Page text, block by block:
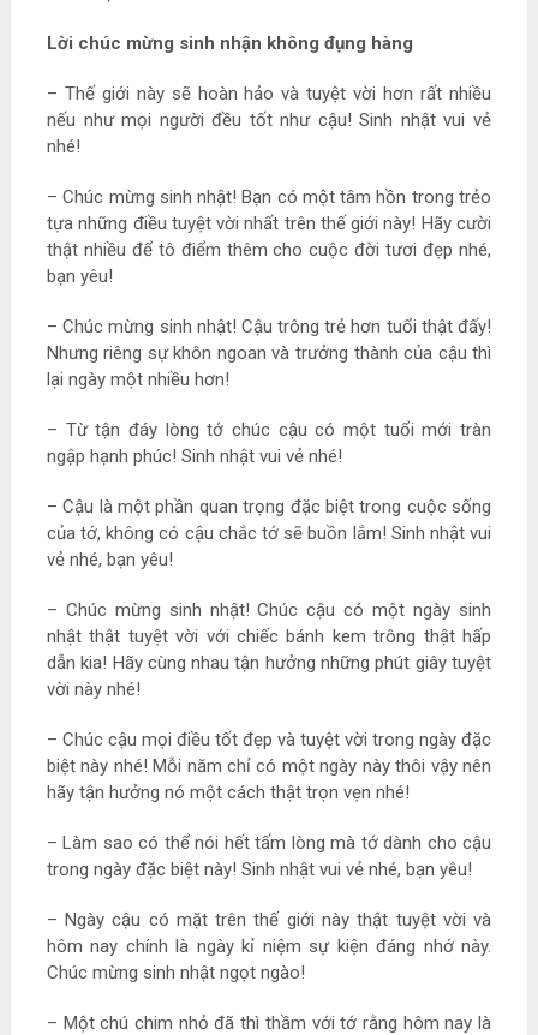
Lời chúc mừng sinh nhận không đụng hàng
– Thế giới này sẽ hoàn hảo và tuyệt vời hơn rất nhiều
nếu như mọi người đều tốt như cậu! Sinh nhật vui vẻ
nhé!
– Chúc mừng sinh nhật! Bạn có một tâm hồn trong trẻo
tựa những điều tuyệt vời nhất trên thế giới này! Hãy cười
thật nhiều để tô điểm thêm cho cuộc đời tươi đẹp nhé,
bạn yêu!
– Chúc mừng sinh nhật! Cậu trông trẻ hơn tuổi thật đấy!
Nhưng riêng sự khôn ngoan và trưởng thành của cậu thì
lại ngày một nhiều hơn!
– Từ tận đáy lòng tớ chúc cậu có một tuổi mới tràn
ngập hạnh phúc! Sinh nhật vui vẻ nhé!
– Cậu là một phần quan trọng đặc biệt trong cuộc sống
của tớ, không có cậu chắc tớ sẽ buồn lắm! Sinh nhật vui
vẻ nhé, bạn yêu!
– Chúc mừng sinh nhật! Chúc cậu có một ngày sinh
nhật thật tuyệt vời với chiếc bánh kem trông thật hấp
dẫn kia! Hãy cùng nhau tận hưởng những phút giây tuyệt
vời này nhé!
– Chúc cậu mọi điều tốt đẹp và tuyệt vời trong ngày đặc
biệt này nhé! Mỗi năm chỉ có một ngày này thôi vậy nên
hãy tận hưởng nó một cách thật trọn vẹn nhé!
– Làm sao có thể nói hết tấm lòng mà tớ dành cho cậu
trong ngày đặc biệt này! Sinh nhật vui vẻ nhé, bạn yêu!
– Ngày cậu có mặt trên thế giới này thật tuyệt vời và
hôm nay chính là ngày kỉ niệm sự kiện đáng nhớ này.
Chúc mừng sinh nhật ngọt ngào!
– Một chú chim nhỏ đã thì thầm với tớ rằng hôm nay là